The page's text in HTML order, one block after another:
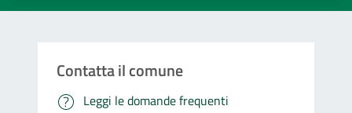
Contatta il comune
Leggi le domande frequenti